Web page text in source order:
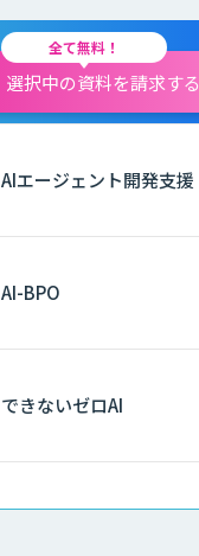
全て無料！
選択中の資料を請求する
AIエージェント開発支援
AI-BPO
できないゼロAI
Docify（ドシファイ）